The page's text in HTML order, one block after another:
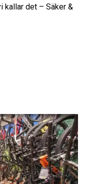
kallar det – Säker &